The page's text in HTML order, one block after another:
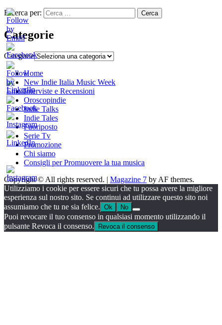
Ricerca per:
Categorie
Categorie
Home
New Indie Italia Music Week
Interviste e Recensioni
Oroscopindie
Indie Talks
Indie Tales
Fuoriposto
Serie Tv
Promozione
Chi siamo
Consigli per Promuovere la tua musica
Copyright © All rights reserved. | Magazine 7 by AF themes.
Utilizziamo i cookie per essere sicuri che tu possa avere la migliore
esperienza sul nostro sito. Se continui ad utilizzare questo sito noi
assumiamo che tu ne sia felice. Ok No
Puoi revocare il tuo consenso in qualsiasi momento utilizzando il
pulsante Revoca il consenso.
Revoca il consenso